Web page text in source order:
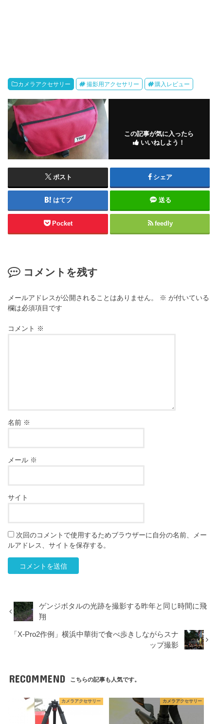
カメラアクセサリー 撮影用アクセサリー 購入レビュー
この記事が気に入ったら
いいねしよう！
ポスト シェア
はてブ 送る
Pocket feedly
コメントを残す
メールアドレスが公開されることはありません。 ※ が付いている
欄は必須項目です
コメント ※
名前 ※
メール ※
サイト
次回のコメントで使用するためブラウザーに自分の名前、メー
ルアドレス、サイトを保存する。
ゲンジボタルの光跡を撮影する昨年と同じ時間に飛
翔
「X-Pro2作例」横浜中華街で食べ歩きしながらスナ
ップ撮影
RECOMMEND こちらの記事も人気です。
カメラアクセサリー カメラアクセサリー